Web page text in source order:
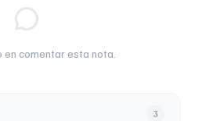
en comentar esta nota.
3